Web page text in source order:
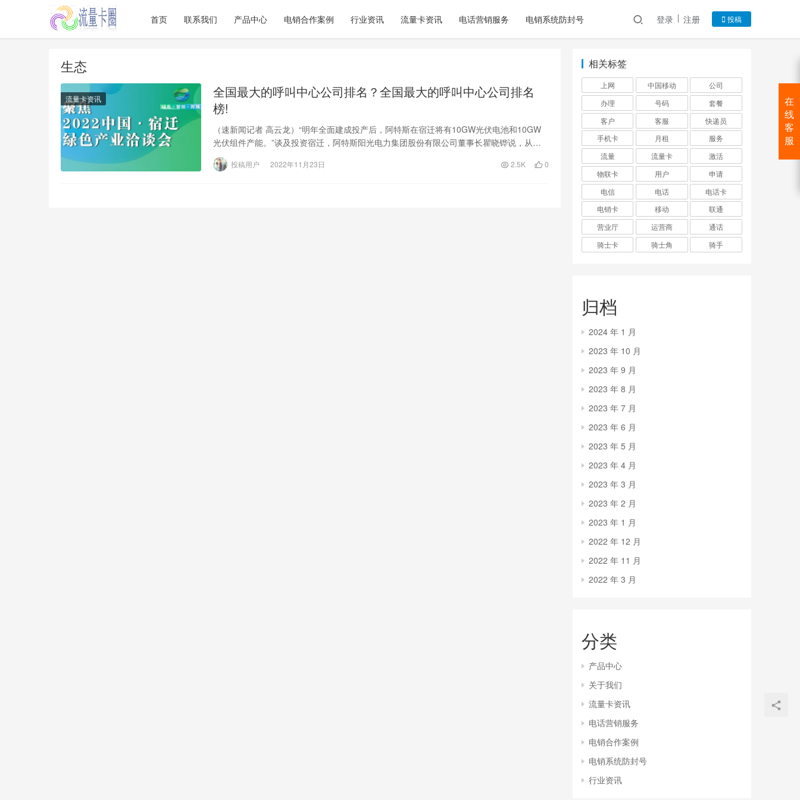
首页 联系我们 产品中心 电销合作案例 行业资讯 流量卡资讯 电话营销服务 电销系统防封号 登录 注册 投稿
生态
流量卡资讯
全国最大的呼叫中心公司排名？全国最大的呼叫中心公司排名
榜!
（速新闻记者 高云龙）“明年全面建成投产后，阿特斯在宿迁将有10GW光伏电池和10GW
光伏组件产能。”谈及投资宿迁，阿特斯阳光电力集团股份有限公司董事长瞿晓铧说，从签
约落户到投产，…
投稿用户 2022年11月23日 2.5K 0
相关标签
上网 中国移动
公司
办理
号码
套餐
客户
客服
快递员
手机卡
月租
服务
流量
流量卡
激活
物联卡
用户
申请
电信
电话
电话卡
电销卡
移动
联通
营业厅
运营商
通话
骑士卡
骑士角 骑手
归档
2024 年 1 月
2023 年 10 月
2023 年 9 月
2023 年 8 月
2023 年 7 月
2023 年 6 月
2023 年 5 月
2023 年 4 月
2023 年 3 月
2023 年 2 月
2023 年 1 月
2022 年 12 月
2022 年 11 月
2022 年 3 月
分类
产品中心
关于我们
流量卡资讯
电话营销服务
电销合作案例
电销系统防封号
行业资讯
在
线
客
服